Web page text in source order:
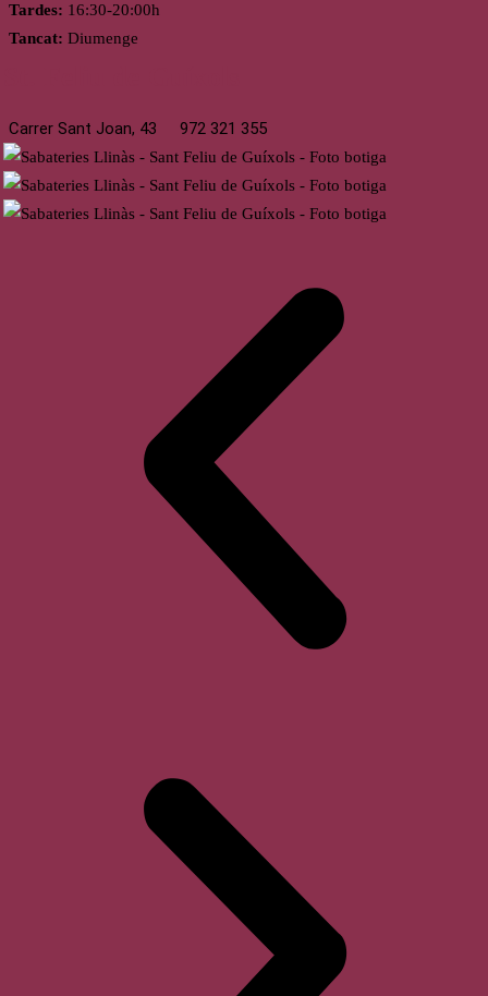
Tardes: 16:30-20:00h
Tancat: Diumenge
Carrer Sant Joan, 43 972 321 355